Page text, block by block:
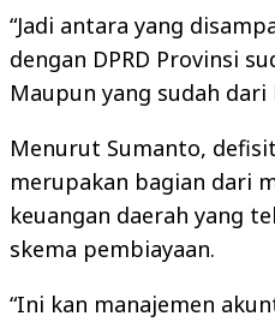
“Jadi antara yang
dengan DPRD Provinsi
Maupun yang sudah dari
Menurut Sumanto,
merupakan bagian dari
keuangan daerah yang
skema pembiayaan.
“Ini kan manajemen